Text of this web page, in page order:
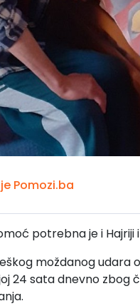
Pomozi.ba
potrebna je i Hajriji
moždanog udara
24 sata dnevno zbog